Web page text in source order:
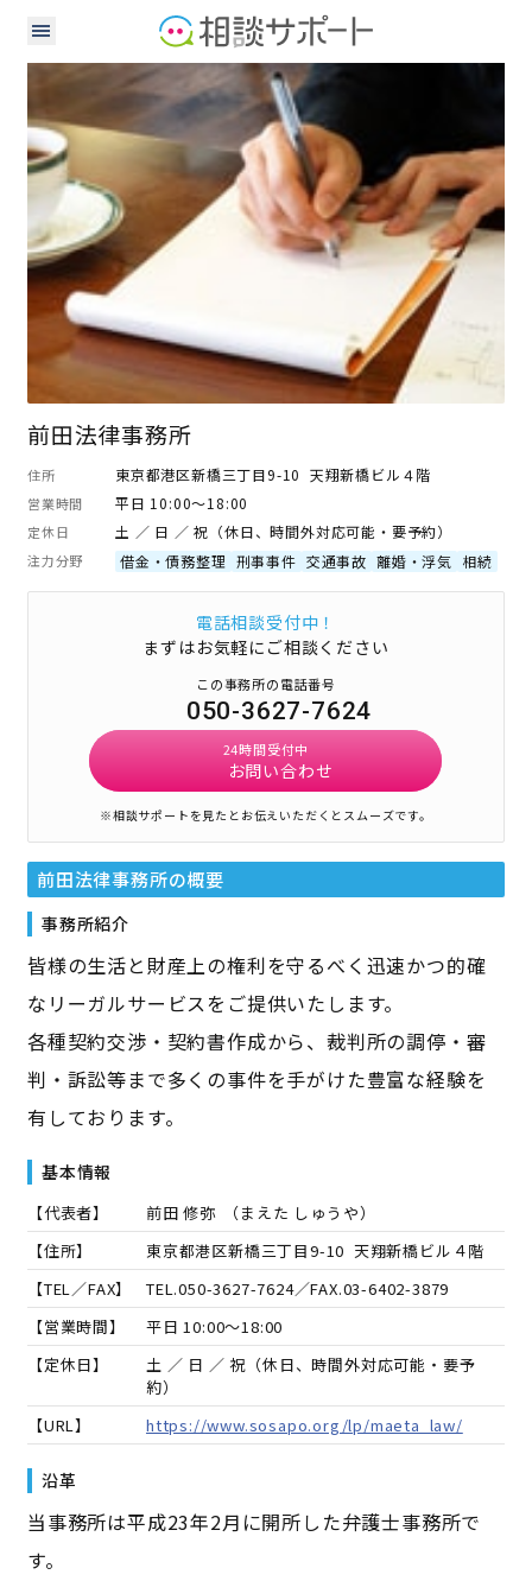
前田法律事務所
住所 東京都港区新橋三丁目9-10 天翔新橋ビル４階
営業時間 平日 10:00～18:00
定休日 土 ／ 日 ／ 祝（休日、時間外対応可能・要予約）
注力分野 借金・債務整理 刑事事件 交通事故 離婚・浮気 相続
電話相談受付中！
まずはお気軽にご相談ください
この事務所の電話番号
050-3627-7624
24時間受付中
お問い合わせ
※相談サポートを見たとお伝えいただくとスムーズです。
前田法律事務所の概要
事務所紹介
皆様の生活と財産上の権利を守るべく迅速かつ的確
なリーガルサービスをご提供いたします。
各種契約交渉・契約書作成から、裁判所の調停・審
判・訴訟等まで多くの事件を手がけた豊富な経験を
有しております。
基本情報
【代表者】 前田 修弥 （まえた しゅうや）
【住所】
東京都港区新橋三丁目9-10 天翔新橋ビル４階
【TEL／FAX】
TEL.050-3627-7624／FAX.03-6402-3879
【営業時間】
平日 10:00～18:00
【定休日】
土 ／ 日 ／ 祝（休日、時間外対応可能・要予
約）
【URL】
https://www.sosapo.org/lp/maeta_law/
沿革
当事務所は平成23年2月に開所した弁護士事務所で
す。